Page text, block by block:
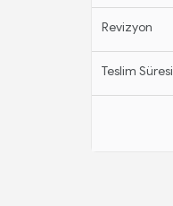
Revizyon
Teslim Süresi